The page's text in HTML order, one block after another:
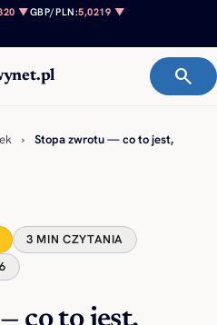
▼GBP/PLN:5,0219 ▼
search
›
Stopa zwrotu — co to jest,
3 MIN CZYTANIA